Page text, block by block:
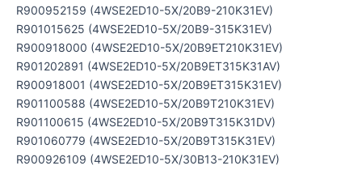
R900952159 (4WSE2ED10-5X/20B9-210K31EV)
R901015625 (4WSE2ED10-5X/20B9-315K31EV)
R900918000 (4WSE2ED10-5X/20B9ET210K31EV)
R901202891 (4WSE2ED10-5X/20B9ET315K31AV)
R900918001 (4WSE2ED10-5X/20B9ET315K31EV)
R901100588 (4WSE2ED10-5X/20B9T210K31EV)
R901100615 (4WSE2ED10-5X/20B9T315K31DV)
R901060779 (4WSE2ED10-5X/20B9T315K31EV)
R900926109 (4WSE2ED10-5X/30B13-210K31EV)